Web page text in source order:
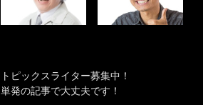
トピックスライター募集中！
単発の記事で大丈夫です！